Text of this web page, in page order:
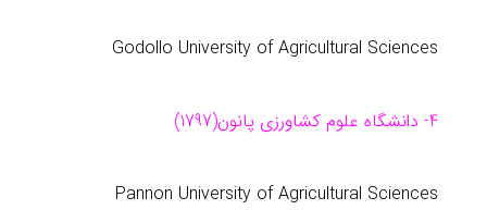
Godollo University of Agricultural Sciences
4- دانشگاه علوم كشاورزی پانون(1797)
Pannon University of Agricultural Sciences